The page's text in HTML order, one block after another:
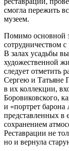
смогла пережить
музеем.
Помимо основной
сотрудничеством
В залах усадьбы
художественной
следует отметить
Сергею и Татьяне
в их коллекции,
Боровиковского,
и «портрет
представленных в
сохранением
Реставрации не
но и вернула